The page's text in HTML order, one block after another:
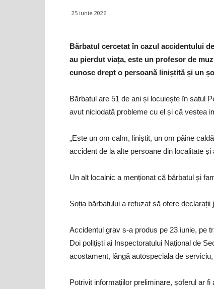
25 iunie 2026
Bărbatul cercetat în cazul accidentului
au pierdut viața, este un profesor de
cunosc drept o persoană liniștită și un
Bărbatul are 51 de ani și locuiește în satul
avut niciodată probleme cu el și că vestea
„Este un om calm, liniștit, un om pâine
accident de la alte persoane din localitate
Un alt localnic a menționat că bărbatul și
Soția bărbatului a refuzat să ofere declarații
Accidentul grav s-a produs pe 23 iunie, pe
Doi polițiști ai Inspectoratului Național de
acostament, lângă autospeciala de
Potrivit informațiilor preliminare, șoferul ar